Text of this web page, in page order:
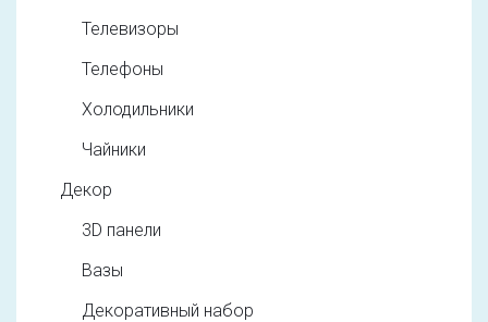
Телевизоры
Телефоны
Холодильники
Чайники
Декор
3D панели
Вазы
Декоративный набор